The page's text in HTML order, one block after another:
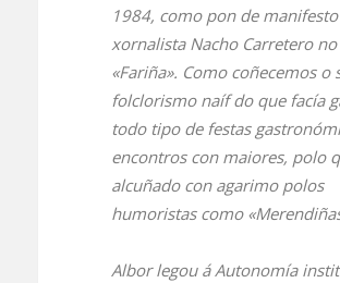
1984, como pon de
xornalista Nacho Carretero
«Fariña». Como coñecemos o
folclorismo naíf do que facía
todo tipo de festas
encontros con maiores, polo
alcuñado con agarimo polos
humoristas como
Albor legou á Autonomía